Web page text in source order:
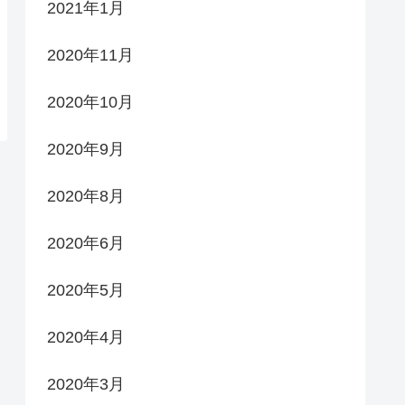
2021年1月
2020年11月
2020年10月
2020年9月
2020年8月
2020年6月
2020年5月
2020年4月
2020年3月